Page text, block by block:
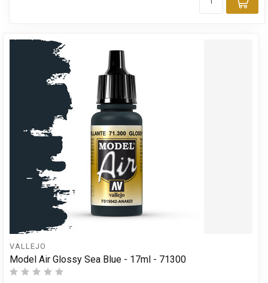
VALLEJO
Model Air Glossy Sea Blue - 17ml - 71300